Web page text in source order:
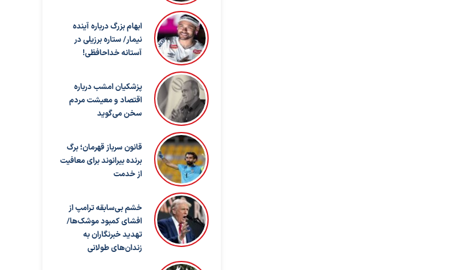
ابهام بزرگ درباره آینده
نیمار/ ستاره برزیلی در
آستانه خداحافظی!
پزشکیان امشب درباره
اقتصاد و معیشت مردم
سخن می‌گوید
قانون سرباز قهرمان؛ برگ
برنده بیرانوند برای معافیت
از خدمت
خشم بی‌سابقه ترامپ از
افشای کمبود موشک‌ها/
تهدید خبرنگاران به
زندان‌های طولانی